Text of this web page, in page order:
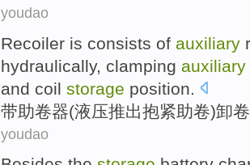
youdao
Recoiler is consists of auxiliary
hydraulically, clamping auxiliary
and coil storage position.
带助卷器(液压推出抱紧助卷)卸卷
youdao